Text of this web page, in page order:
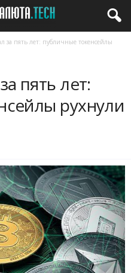
за пять лет: публичные токенсейлы
пять лет:
рухнули